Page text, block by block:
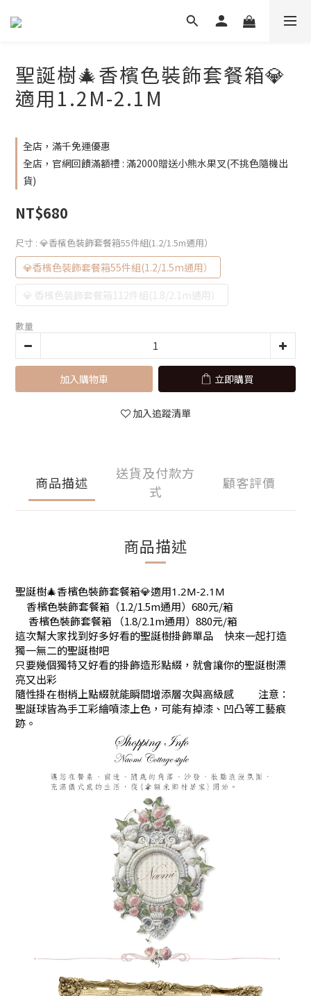
聖誕樹🎄香檳色裝飾套餐箱💎
適用1.2M-2.1M
全店，滿千免運優惠
全店，官網回饋滿額禮 : 滿2000贈送小熊水果叉(不挑色隨機出
貨)
NT$680
尺寸 : 💎香檳色裝飾套餐箱55件組(1.2/1.5m通用）
💎香檳色裝飾套餐箱55件組(1.2/1.5m通用）
💎 香檳色裝飾套餐箱112件組(1.8/2.1m通用）
數量
加入購物車 立即購買
加入追蹤清單
商品描述
送貨及付款方
式
顧客評價
商品描述
聖誕樹🎄香檳色裝飾套餐箱💎適用1.2M-2.1M
香檳色裝飾套餐箱（1.2/1.5m通用）680元/箱
香檳色裝飾套餐箱 （1.8/2.1m通用）880元/箱
這次幫大家找到好多好看的聖誕樹掛飾單品
快來一起打造
獨一無二的聖誕樹吧
只要幾個獨特又好看的掛飾造形點綴，就會讓你的聖誕樹漂
亮又出彩
隨性掛在樹梢上點綴就能瞬間增添層次與高級感
注意：
聖誕球皆為手工彩繪噴漆上色，可能有掉漆、凹凸等工藝痕
跡。